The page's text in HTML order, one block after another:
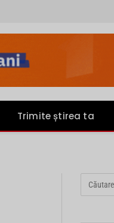
Trimite știrea ta